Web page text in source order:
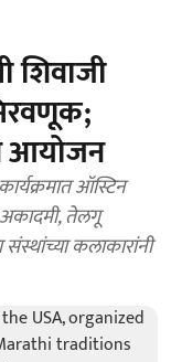
शिवाजी
आयोजन
ऑस्टिन
तेलगू
कलाकारांनी